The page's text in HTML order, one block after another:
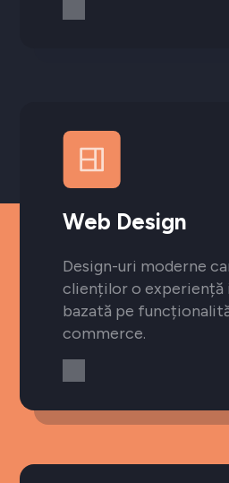
Web Design
Design-uri moderne
clienților o
bazată pe
commerce.